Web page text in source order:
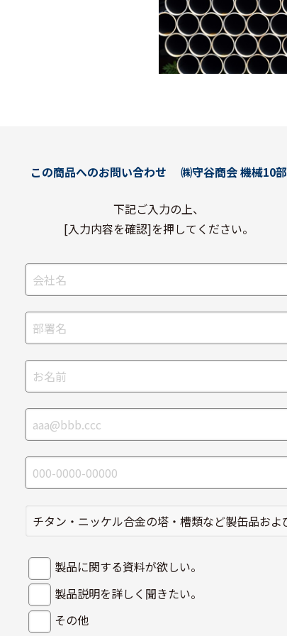
この商品へのお問い合わせ ㈱守谷商会 機械10部
下記ご入力の上、
[入力内容を確認]を押してください。
製品に関する資料が欲しい。
製品説明を詳しく聞きたい。
その他